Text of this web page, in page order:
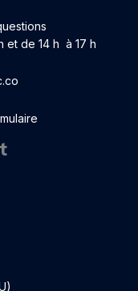
et de 14 h à 17 h